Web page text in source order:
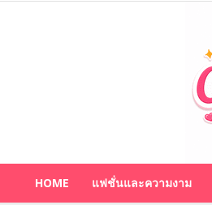
HOME แฟชั่นและความงาม